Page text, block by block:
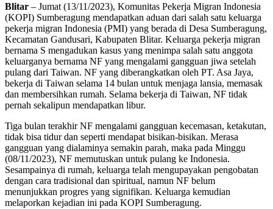
Blitar – Jumat (13/11/2023), Komunitas Pekerja Migran Indonesia
(KOPI) Sumberagung mendapatkan aduan dari salah satu keluarga
pekerja migran Indonesia (PMI) yang berada di Desa Sumberagung,
Kecamatan Gandusari, Kabupaten Blitar. Keluarga pekerja migran
bernama S mengadukan kasus yang menimpa salah satu anggota
keluarganya bernama NF yang mengalami gangguan jiwa setelah
pulang dari Taiwan. NF yang diberangkatkan oleh PT. Asa Jaya,
bekerja di Taiwan selama 14 bulan untuk menjaga lansia, memasak
dan membersihkan rumah. Selama bekerja di Taiwan, NF tidak
pernah sekalipun mendapatkan libur.
Tiga bulan terakhir NF mengalami gangguan kecemasan, ketakutan,
tidak bisa tidur dan seperti mendapat bisikan-bisikan. Merasa
gangguan yang dialaminya semakin parah, maka pada Minggu
(08/11/2023), NF memutuskan untuk pulang ke Indonesia.
Sesampainya di rumah, keluarga telah mengupayakan pengobatan
dengan cara tradisional dan spiritual, namun NF belum
menunjukkan progres yang signifikan. Keluarga kemudian
melaporkan kejadian ini pada KOPI Sumberagung.